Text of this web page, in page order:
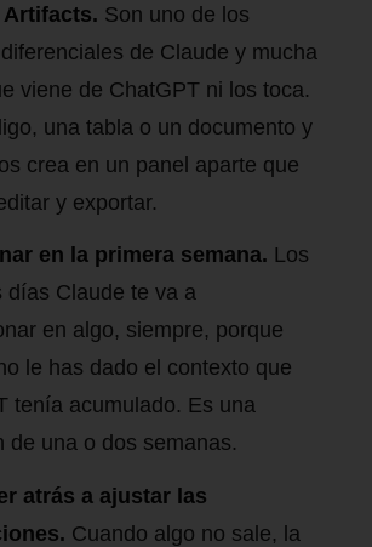
Artifacts. Son uno de los
de Claude y mucha
viene de ChatGPT ni los toca.
una tabla o un documento y
crea en un panel aparte que
y exportar.
en la primera semana. Los
días Claude te va a
en algo, siempre, porque
le has dado el contexto que
tenía acumulado. Es una
de una o dos semanas.
atrás a ajustar las
Cuando algo no sale, la